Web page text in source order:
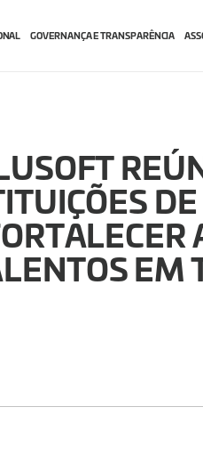
GOVERNANÇA E TRANSPARÊNCIA
EM